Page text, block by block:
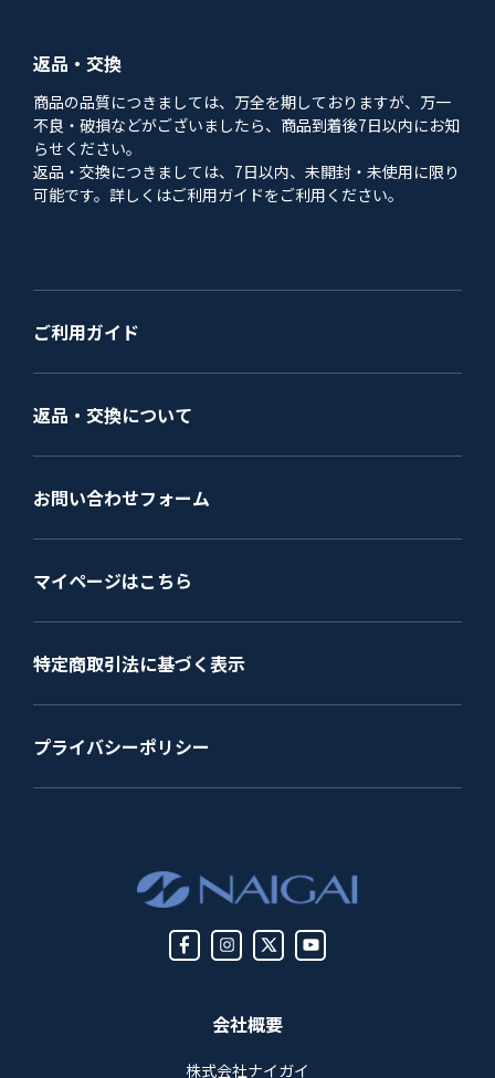
会社概要
株式会社ナイガイ
返品・交換
商品の品質につきましては、万全を期しておりますが、万一
不良・破損などがございましたら、商品到着後7日以内にお知
らせください。
返品・交換につきましては、7日以内、未開封・未使用に限り
可能です。詳しくはご利用ガイドをご利用ください。
ご利用ガイド
返品・交換について
お問い合わせフォーム
マイページはこちら
特定商取引法に基づく表示
プライバシーポリシー